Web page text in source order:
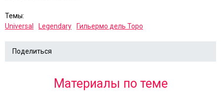
Темы:
Universal
Legendary Гильермо дель Торо
Поделиться
Материалы по теме